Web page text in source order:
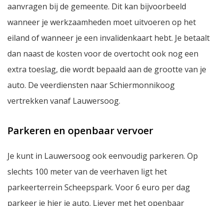
aanvragen bij de gemeente. Dit kan bijvoorbeeld
wanneer je werkzaamheden moet uitvoeren op het
eiland of wanneer je een invalidenkaart hebt. Je betaalt
dan naast de kosten voor de overtocht ook nog een
extra toeslag, die wordt bepaald aan de grootte van je
auto. De veerdiensten naar Schiermonnikoog
vertrekken vanaf Lauwersoog.
Parkeren en openbaar vervoer
Je kunt in Lauwersoog ook eenvoudig parkeren. Op
slechts 100 meter van de veerhaven ligt het
parkeerterrein Scheepspark. Voor 6 euro per dag
parkeer je hier je auto. Liever met het openbaar